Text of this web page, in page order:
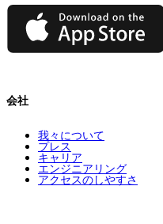
App Store
会社
我々について
プレス
キャリア
エンジニアリング
アクセスのしやすさ